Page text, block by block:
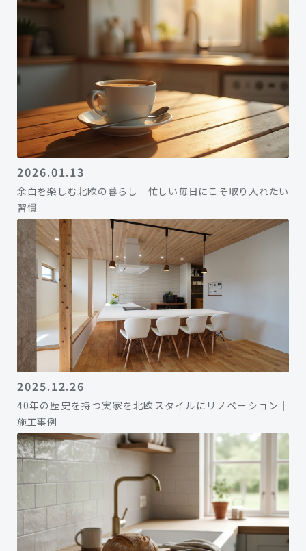
2026.01.13
余白を楽しむ北欧の暮らし｜忙しい毎日にこそ取り入れたい
習慣
2025.12.26
40年の歴史を持つ実家を北欧スタイルにリノベーション｜
施工事例